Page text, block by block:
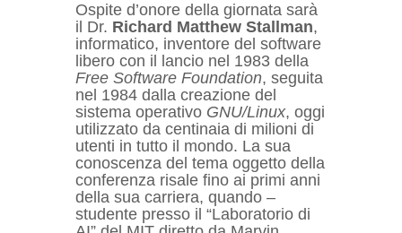
Ospite d’onore della giornata sarà
il Dr. Richard Matthew Stallman,
informatico, inventore del software
libero con il lancio nel 1983 della
Free Software Foundation, seguita
nel 1984 dalla creazione del
sistema operativo GNU/Linux, oggi
utilizzato da centinaia di milioni di
utenti in tutto il mondo. La sua
conoscenza del tema oggetto della
conferenza risale fino ai primi anni
della sua carriera, quando –
studente presso il “Laboratorio di